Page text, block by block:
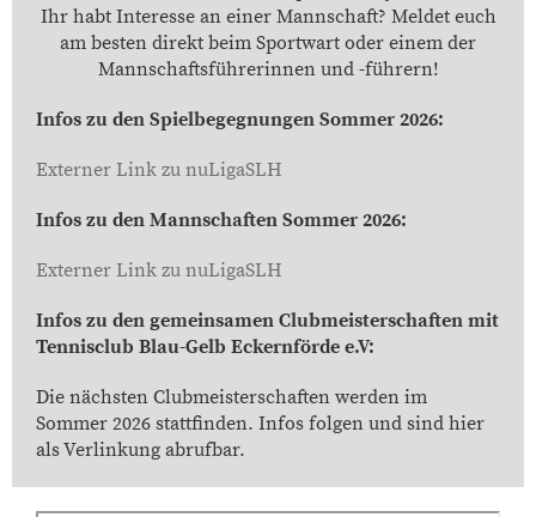
Ihr habt Interesse an einer Mannschaft? Meldet euch
am besten direkt beim Sportwart oder einem der
Mannschaftsführerinnen und -führern!
Infos zu den Spielbegegnungen Sommer 2026:
Externer Link zu nuLigaSLH
Infos zu den Mannschaften Sommer 2026:
Externer Link zu nuLigaSLH
Infos zu den gemeinsamen Clubmeisterschaften mit
Tennisclub Blau-Gelb Eckernförde e.V:
Die nächsten Clubmeisterschaften werden im
Sommer 2026 stattfinden. Infos folgen und sind hier
als Verlinkung abrufbar.